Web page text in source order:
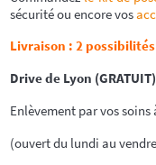
sécurité ou encore vos
Livraison : 2 possibilités
Drive de Lyon
Enlèvement par vos
(ouvert du lundi au